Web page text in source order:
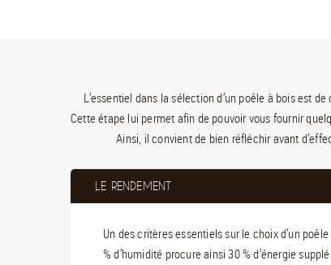
L’essentiel dans la sélection d’un poêle à bois est
Cette étape lui permet afin de pouvoir vous fournir
Ainsi, il convient de bien réfléchir avant
LE RENDEMENT
Un des critères essentiels sur le choix d’un
% d’humidité procure ainsi 30 % d’énergie